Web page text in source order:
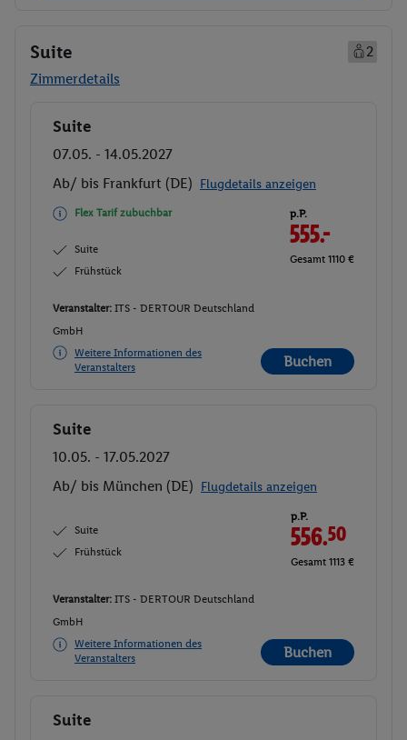
Suite
2
Zimmerdetails
Buchen
Suite
07.05. - 14.05.2027
Ab/ bis Frankfurt (DE) Flugdetails anzeigen
Flex Tarif zubuchbar
Suite
Frühstück
p.P.
555.-
Gesamt 1110 €
Veranstalter: ITS - DERTOUR Deutschland
GmbH
Weitere Informationen des
Veranstalters
Buchen
Buchen
Suite
10.05. - 17.05.2027
Ab/ bis München (DE) Flugdetails anzeigen
Suite
Frühstück
p.P.
556.50
Gesamt 1113 €
Veranstalter: ITS - DERTOUR Deutschland
GmbH
Weitere Informationen des
Veranstalters
Buchen
Buchen
Suite